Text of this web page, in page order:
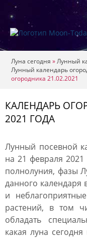
Луна сегодня »Лунный
Лунный календарь
огородника 21.02.2021
КАЛЕНДАРЬ
2021 ГОДА
Лунный посевной
на 21 февраля 2021
полнолуния, фазы
данного календаря
и
растений, в том
обладать
какая луна